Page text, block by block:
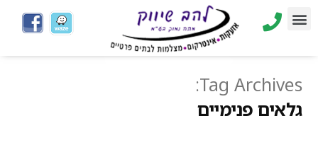
Tag Archives:
גלאים פנימיים